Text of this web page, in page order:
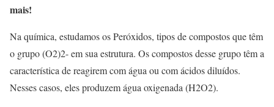
mais!
Na química, estudamos os Peróxidos, tipos de compostos que têm
o grupo (O2)2- em sua estrutura. Os compostos desse grupo têm a
característica de reagirem com água ou com ácidos diluídos.
Nesses casos, eles produzem água oxigenada (H2O2).